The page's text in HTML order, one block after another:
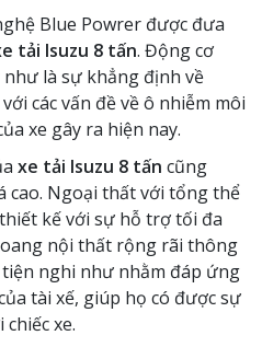
Blue Powrer được đưa
tải Isuzu 8 tấn. Động cơ
là sự khẳng định về
các vấn đề về ô nhiễm môi
xe gây ra hiện nay.
xe tải Isuzu 8 tấn cũng
cao. Ngoại thất với tổng thể
kế với sự hỗ trợ tối đa
nội thất rộng rãi thông
nghi như nhằm đáp ứng
tài xế, giúp họ có được sự
xe.